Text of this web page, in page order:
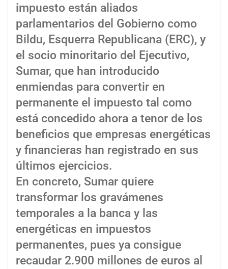
impuesto están aliados
parlamentarios del Gobierno como
Bildu, Esquerra Republicana (ERC), y
el socio minoritario del Ejecutivo,
Sumar, que han introducido
enmiendas para convertir en
permanente el impuesto tal como
está concedido ahora a tenor de los
beneficios que empresas energéticas
y financieras han registrado en sus
últimos ejercicios.
En concreto, Sumar quiere
transformar los gravámenes
temporales a la banca y las
energéticas en impuestos
permanentes, pues ya consigue
recaudar 2.900 millones de euros al